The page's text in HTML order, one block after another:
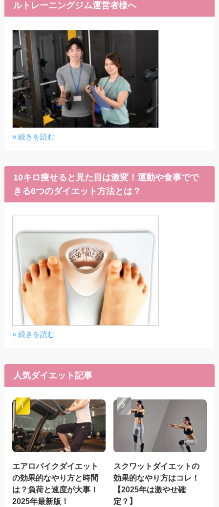
ルトレーニングジム運営者様へ
» 続きを読む
10キロ痩せると見た目は激変！運動や食事でで
きる6つのダイエット方法とは？
» 続きを読む
人気ダイエット記事
エアロバイクダイエット
の効果的なやり方と時間
は？負荷と速度が大事！
2025年最新版！
スクワットダイエットの
効果的なやり方はコレ！
【2025年は激やせ確
定？】